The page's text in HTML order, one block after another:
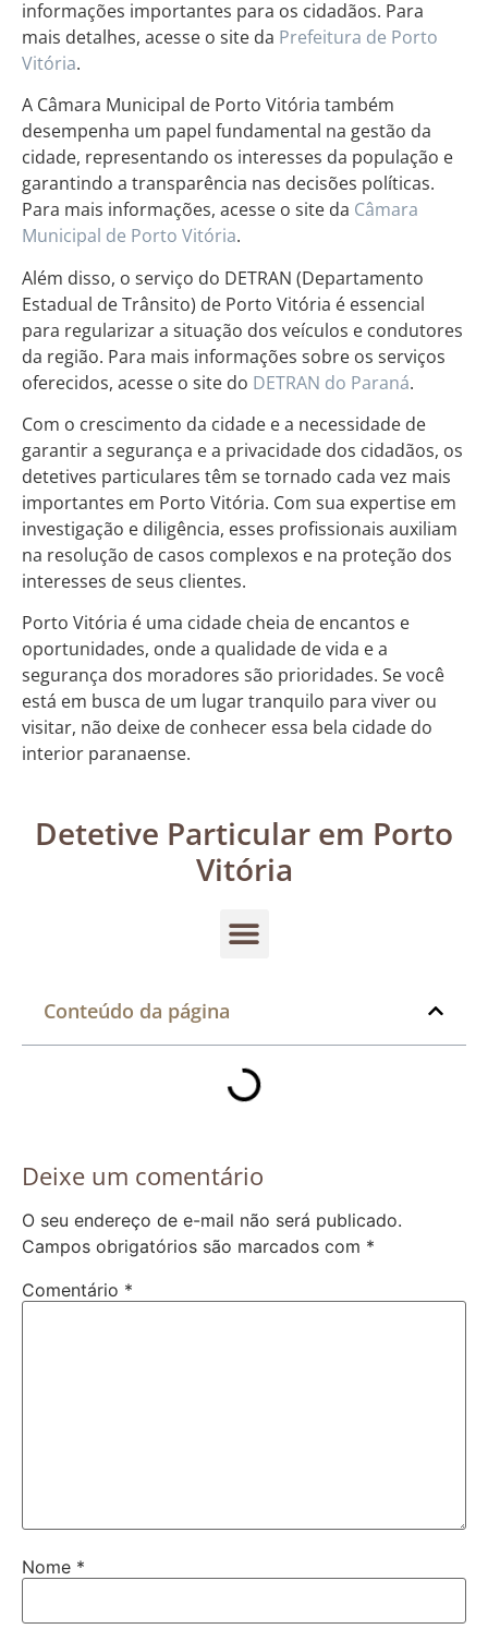
informações importantes para os cidadãos. Para
mais detalhes, acesse o site da Prefeitura de Porto
Vitória.
A Câmara Municipal de Porto Vitória também
desempenha um papel fundamental na gestão da
cidade, representando os interesses da população e
garantindo a transparência nas decisões políticas.
Para mais informações, acesse o site da Câmara
Municipal de Porto Vitória.
Além disso, o serviço do DETRAN (Departamento
Estadual de Trânsito) de Porto Vitória é essencial
para regularizar a situação dos veículos e condutores
da região. Para mais informações sobre os serviços
oferecidos, acesse o site do DETRAN do Paraná.
Com o crescimento da cidade e a necessidade de
garantir a segurança e a privacidade dos cidadãos, os
detetives particulares têm se tornado cada vez mais
importantes em Porto Vitória. Com sua expertise em
investigação e diligência, esses profissionais auxiliam
na resolução de casos complexos e na proteção dos
interesses de seus clientes.
Porto Vitória é uma cidade cheia de encantos e
oportunidades, onde a qualidade de vida e a
segurança dos moradores são prioridades. Se você
está em busca de um lugar tranquilo para viver ou
visitar, não deixe de conhecer essa bela cidade do
interior paranaense.
Detetive Particular em Porto
Vitória
Conteúdo da página
Deixe um comentário
O seu endereço de e-mail não será publicado.
Campos obrigatórios são marcados com *
Comentário *
Nome *